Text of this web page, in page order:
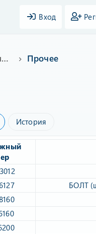
Вход
Главная страница Субару базы знаний Прочее
История
БОЛТ